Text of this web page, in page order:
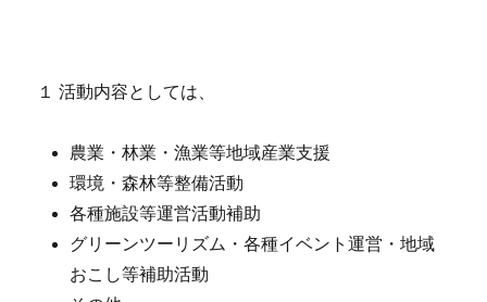
１ 活動内容としては、
農業・林業・漁業等地域産業支援
環境・森林等整備活動
各種施設等運営活動補助
グリーンツーリズム・各種イベント運営・地域
おこし等補助活動